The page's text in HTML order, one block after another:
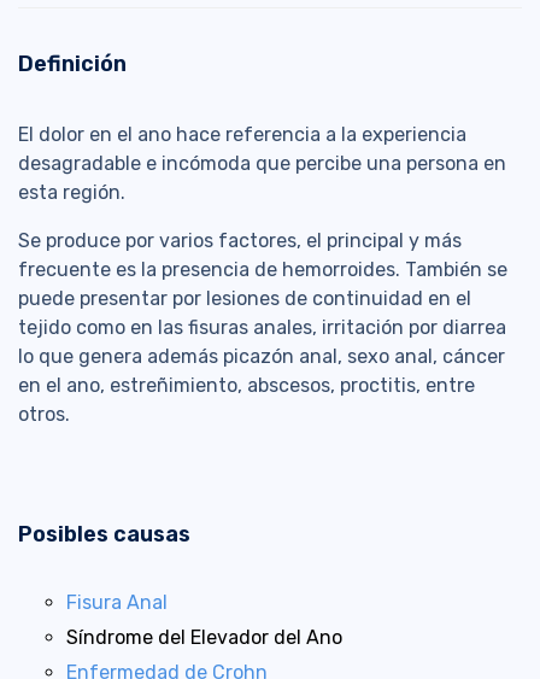
Definición
El dolor en el ano hace referencia a la experiencia
desagradable e incómoda que percibe una persona en
esta región.
Se produce por varios factores, el principal y más
frecuente es la presencia de hemorroides. También se
puede presentar por lesiones de continuidad en el
tejido como en las fisuras anales, irritación por diarrea
lo que genera además picazón anal, sexo anal, cáncer
en el ano, estreñimiento, abscesos, proctitis, entre
otros.
Posibles causas
Fisura Anal
Síndrome del Elevador del Ano
Enfermedad de Crohn